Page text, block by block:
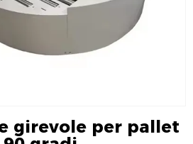
girevole per pallet